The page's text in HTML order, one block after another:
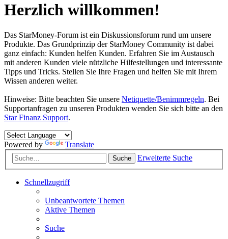
Herzlich willkommen!
Das StarMoney-Forum ist ein Diskussionsforum rund um unsere
Produkte. Das Grundprinzip der StarMoney Community ist dabei
ganz einfach: Kunden helfen Kunden. Erfahren Sie im Austausch
mit anderen Kunden viele nützliche Hilfestellungen und interessante
Tipps und Tricks. Stellen Sie Ihre Fragen und helfen Sie mit Ihrem
Wissen anderen weiter.
Hinweise: Bitte beachten Sie unsere Netiquette/Benimmregeln. Bei
Supportanfragen zu unseren Produkten wenden Sie sich bitte an den
Star Finanz Support.
Powered by Translate
Suche Erweiterte Suche
Schnellzugriff
Unbeantwortete Themen
Aktive Themen
Suche